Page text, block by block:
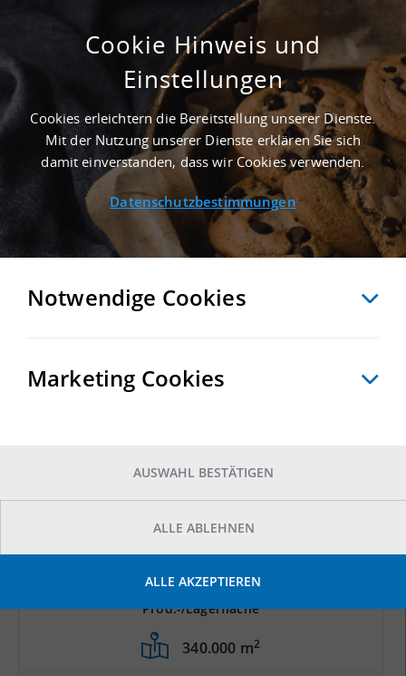
ERSTBEZUG - 340.000 M² INDUSTRIEHALLE
IN CÖLPIN NAHE FLUGHAFEN
NEUBRANDENBURG - LANDKREIS
MECKLENBURGISCHE SEENPLATTE
Immobiliensuche / Detailansicht
Prod.-/Lagerfläche
340.000 m2
Cookie Hinweis und
Einstellungen
Cookies erleichtern die Bereitstellung unserer Dienste.
Mit der Nutzung unserer Dienste erklären Sie sich
damit einverstanden, dass wir Cookies verwenden.
Datenschutzbestimmungen
Notwendige Cookies
Marketing Cookies
AUSWAHL BESTÄTIGEN
ALLE ABLEHNEN
ALLE AKZEPTIEREN